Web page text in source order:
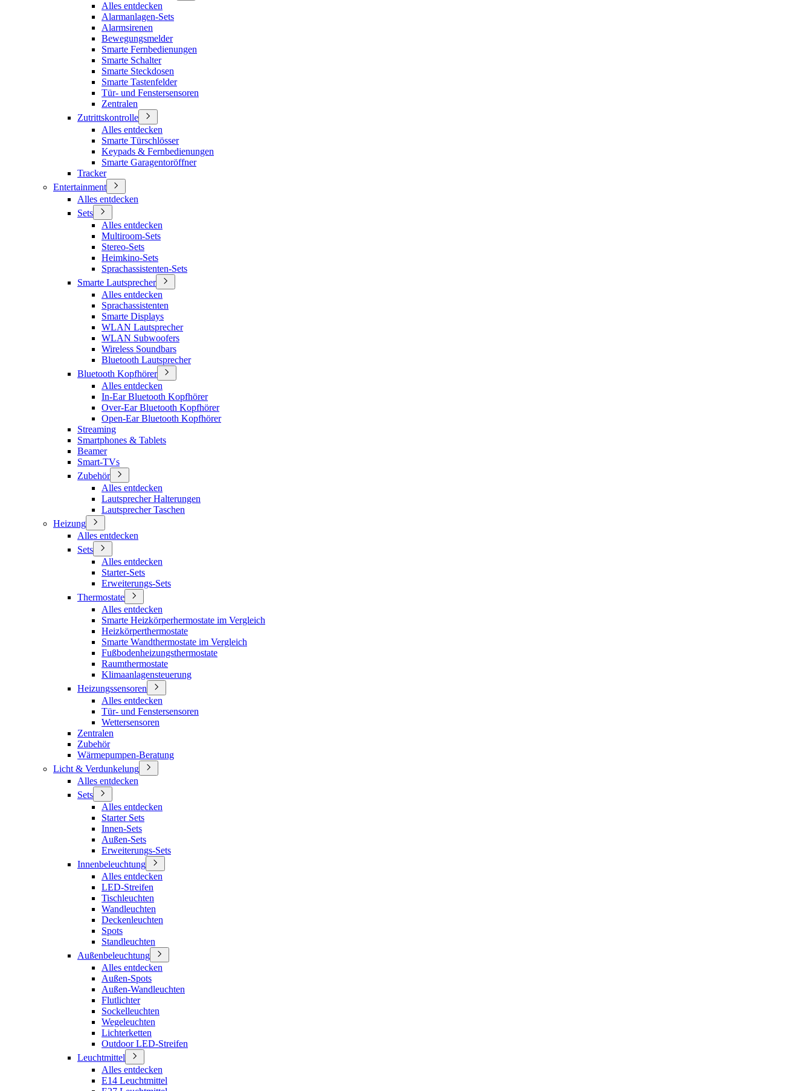
Alles entdecken
Alarmanlagen-Sets
Alarmsirenen
Bewegungsmelder
Smarte Fernbedienungen
Smarte Schalter
Smarte Steckdosen
Smarte Tastenfelder
Tür- und Fenstersensoren
Zentralen
Zutrittskontrolle
Alles entdecken
Smarte Türschlösser
Keypads & Fernbedienungen
Smarte Garagentoröffner
Tracker
Entertainment
Alles entdecken
Sets
Alles entdecken
Multiroom-Sets
Stereo-Sets
Heimkino-Sets
Sprachassistenten-Sets
Smarte Lautsprecher
Alles entdecken
Sprachassistenten
Smarte Displays
WLAN Lautsprecher
WLAN Subwoofers
Wireless Soundbars
Bluetooth Lautsprecher
Bluetooth Kopfhörer
Alles entdecken
In-Ear Bluetooth Kopfhörer
Over-Ear Bluetooth Kopfhörer
Open-Ear Bluetooth Kopfhörer
Streaming
Smartphones & Tablets
Beamer
Smart-TVs
Zubehör
Alles entdecken
Lautsprecher Halterungen
Lautsprecher Taschen
Heizung
Alles entdecken
Sets
Alles entdecken
Starter-Sets
Erweiterungs-Sets
Thermostate
Alles entdecken
Smarte Heizkörperhermostate im Vergleich
Heizkörperthermostate
Smarte Wandthermostate im Vergleich
Fußbodenheizungsthermostate
Raumthermostate
Klimaanlagensteuerung
Heizungssensoren
Alles entdecken
Tür- und Fenstersensoren
Wettersensoren
Zentralen
Zubehör
Wärmepumpen-Beratung
Licht & Verdunkelung
Alles entdecken
Sets
Alles entdecken
Starter Sets
Innen-Sets
Außen-Sets
Erweiterungs-Sets
Innenbeleuchtung
Alles entdecken
LED-Streifen
Tischleuchten
Wandleuchten
Deckenleuchten
Spots
Standleuchten
Außenbeleuchtung
Alles entdecken
Außen-Spots
Außen-Wandleuchten
Flutlichter
Sockelleuchten
Wegeleuchten
Lichterketten
Outdoor LED-Streifen
Leuchtmittel
Alles entdecken
E14 Leuchtmittel